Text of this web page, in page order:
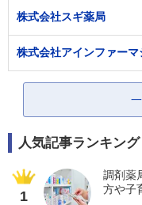
株式会社スギ薬局
株式会社アインファーマ
人気記事ランキング
1
調剤薬
方や子